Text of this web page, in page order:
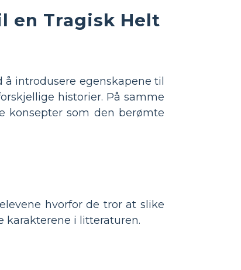
en Tragisk Helt
introdusere egenskapene til
historier. På samme
konsepter som den berømte
hvorfor de tror at slike
karakterene i litteraturen.